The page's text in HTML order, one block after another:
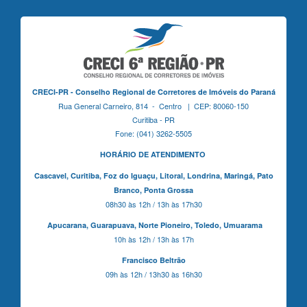
CRECI-PR - Conselho Regional de Corretores de Imóveis do Paraná
Rua General Carneiro, 814 - Centro | CEP: 80060-150
Curitiba - PR
Fone: (041) 3262-5505
HORÁRIO DE ATENDIMENTO
Cascavel, Curitiba,Foz do Iguaçu, Litoral, Londrina, Maringá, Pato
Branco, Ponta Grossa
08h30 às 12h / 13h às 17h30
Apucarana, Guarapuava, Norte Pioneiro, Toledo, Umuarama
10h às 12h / 13h às 17h
Francisco Beltrão
09h às 12h / 13h30 às 16h30